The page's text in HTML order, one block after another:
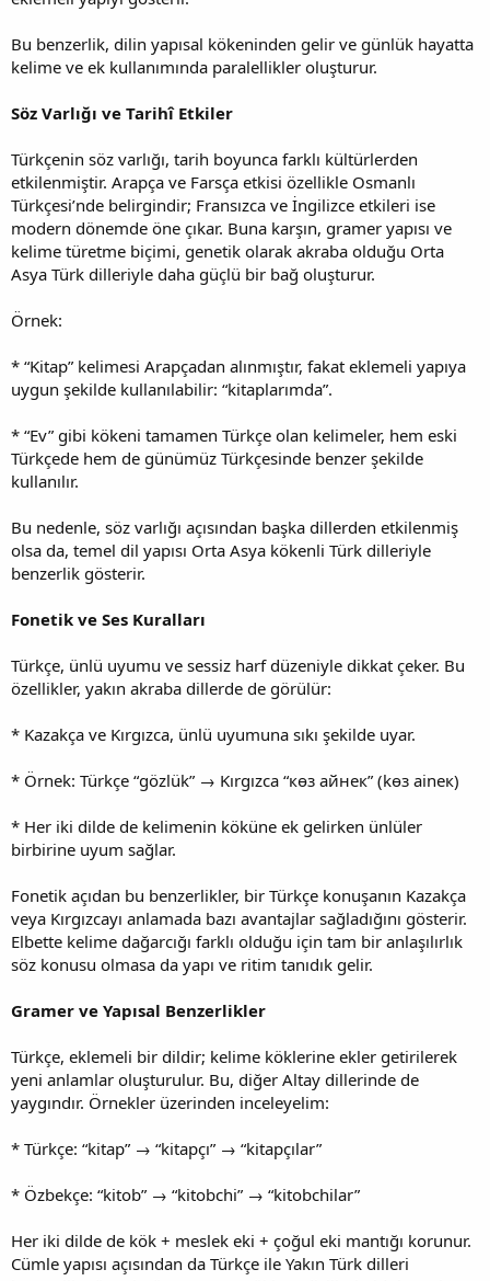
Bu benzerlik, dilin yapısal kökeninden gelir ve günlük hayatta
kelime ve ek kullanımında paralellikler oluşturur.
Söz Varlığı ve Tarihî Etkiler
Türkçenin söz varlığı, tarih boyunca farklı kültürlerden
etkilenmiştir. Arapça ve Farsça etkisi özellikle Osmanlı
Türkçesi’nde belirgindir; Fransızca ve İngilizce etkileri ise
modern dönemde öne çıkar. Buna karşın, gramer yapısı ve
kelime türetme biçimi, genetik olarak akraba olduğu Orta
Asya Türk dilleriyle daha güçlü bir bağ oluşturur.
Örnek:
* “Kitap” kelimesi Arapçadan alınmıştır, fakat eklemeli yapıya
uygun şekilde kullanılabilir: “kitaplarımda”.
* “Ev” gibi kökeni tamamen Türkçe olan kelimeler, hem eski
Türkçede hem de günümüz Türkçesinde benzer şekilde
kullanılır.
Bu nedenle, söz varlığı açısından başka dillerden etkilenmiş
olsa da, temel dil yapısı Orta Asya kökenli Türk dilleriyle
benzerlik gösterir.
Fonetik ve Ses Kuralları
Türkçe, ünlü uyumu ve sessiz harf düzeniyle dikkat çeker. Bu
özellikler, yakın akraba dillerde de görülür:
* Kazakça ve Kırgızca, ünlü uyumuna sıkı şekilde uyar.
* Örnek: Türkçe “gözlük” → Kırgızca “көз айнек” (kөз aineк)
* Her iki dilde de kelimenin köküne ek gelirken ünlüler
birbirine uyum sağlar.
Fonetik açıdan bu benzerlikler, bir Türkçe konuşanın Kazakça
veya Kırgızcayı anlamada bazı avantajlar sağladığını gösterir.
Elbette kelime dağarcığı farklı olduğu için tam bir anlaşılırlık
söz konusu olmasa da yapı ve ritim tanıdık gelir.
Gramer ve Yapısal Benzerlikler
Türkçe, eklemeli bir dildir; kelime köklerine ekler getirilerek
yeni anlamlar oluşturulur. Bu, diğer Altay dillerinde de
yaygındır. Örnekler üzerinden inceleyelim:
* Türkçe: “kitap” → “kitapçı” → “kitapçılar”
* Özbekçe: “kitob” → “kitobchi” → “kitobchilar”
Her iki dilde de kök + meslek eki + çoğul eki mantığı korunur.
Cümle yapısı açısından da Türkçe ile Yakın Türk dilleri